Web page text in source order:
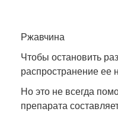
Ржавчина
Чтобы остановить
распространение ее
Но это не всегда
препарата